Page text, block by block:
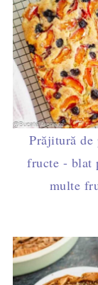
Prăjitură de
fructe - blat
multe